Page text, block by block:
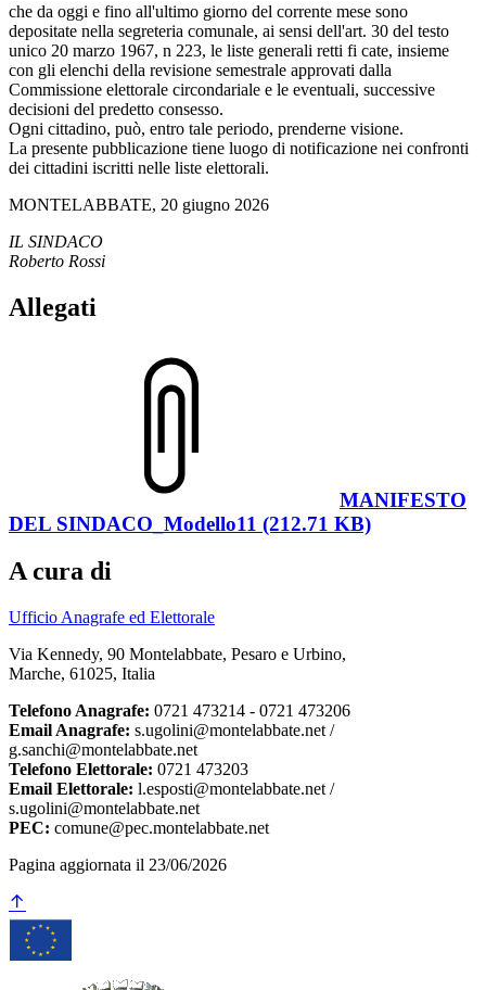
che da oggi e fino all'ultimo giorno del corrente mese sono
depositate nella segreteria comunale, ai sensi dell'art. 30 del testo
unico 20 marzo 1967, n 223, le liste generali retti fi cate, insieme
con gli elenchi della revisione semestrale approvati dalla
Commissione elettorale circondariale e le eventuali, successive
decisioni del predetto consesso.
Ogni cittadino, può, entro tale periodo, prenderne visione.
La presente pubblicazione tiene luogo di notificazione nei confronti
dei cittadini iscritti nelle liste elettorali.
MONTELABBATE, 20 giugno 2026
IL SINDACO
Roberto Rossi
Allegati
MANIFESTO
DEL SINDACO_Modello11 (212.71 KB)
A cura di
Ufficio Anagrafe ed Elettorale
Via Kennedy, 90 Montelabbate, Pesaro e Urbino,
Marche, 61025, Italia
Telefono Anagrafe: 0721 473214 - 0721 473206
Email Anagrafe: s.ugolini@montelabbate.net /
g.sanchi@montelabbate.net
Telefono Elettorale: 0721 473203
Email Elettorale: l.esposti@montelabbate.net /
s.ugolini@montelabbate.net
PEC: comune@pec.montelabbate.net
Pagina aggiornata il 23/06/2026